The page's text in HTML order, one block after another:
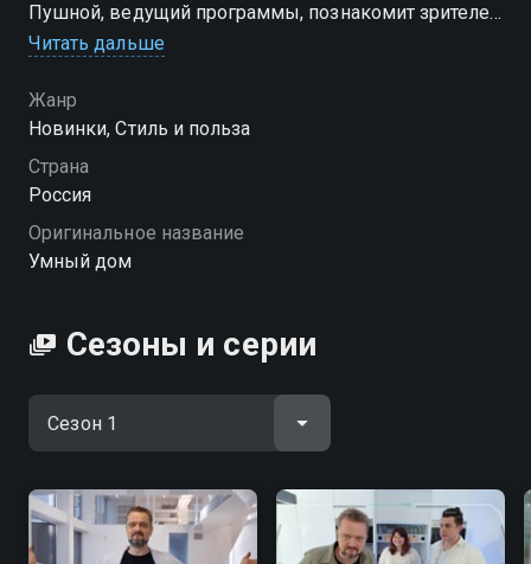
Пушной, ведущий программы, познакомит зрителей
с новинками техники, проверит популярные
полезны, а какие — пустая трата денег. «Умный дом»
— смотрите онлайн в хорошем качестве.
Посмотреть онлайн 1 сезон сериала Умный дом вы
качестве на Смотрёшке
Читать дальше
Жанр
Новинки, Стиль и польза
Страна
Россия
Оригинальное название
Умный дом
Сезоны и серии